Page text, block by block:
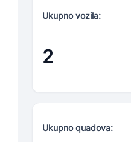
Ukupno vozila:
2
Ukupno quadova: